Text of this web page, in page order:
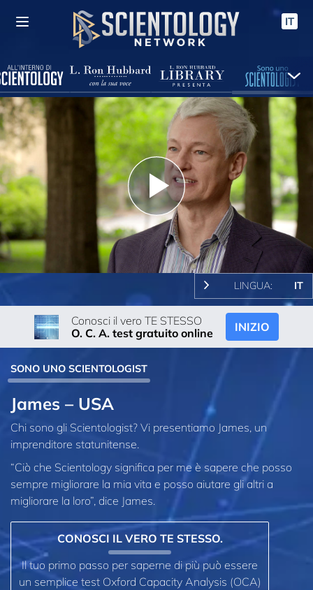
IT
Play
Video
LINGUA: IT
Conosci il vero TE STESSO
O. C. A. test gratuito online
INIZIO
SONO UNO SCIENTOLOGIST
James – USA
Chi sono gli Scientologist? Vi presentiamo James, un
imprenditore statunitense.
“Ciò che Scientology significa per me è sapere che posso
sempre migliorare la mia vita e posso aiutare gli altri a
migliorare la loro”, dice James.
CONOSCI IL VERO TE STESSO.
Il tuo primo passo per saperne di più può essere
un semplice test Oxford Capacity Analysis (OCA)